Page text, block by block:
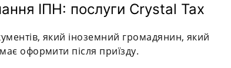
ІПН: послуги Crystal Tax
який іноземний громадянин, який
оформити після приїзду.